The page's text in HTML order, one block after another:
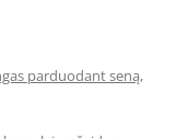
parduodant seną,